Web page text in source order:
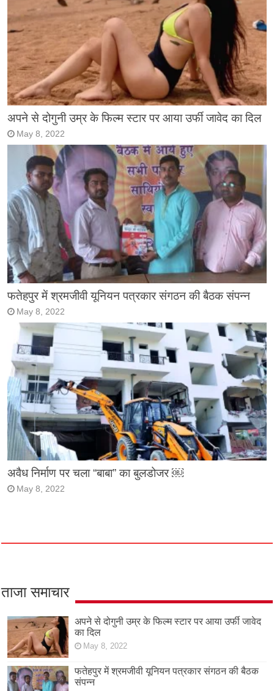
अपने से दोगुनी उम्र के फिल्म स्टार पर आया उर्फी जावेद का दिल
May 8, 2022
फतेहपुर में श्रमजीवी यूनियन पत्रकार संगठन की बैठक संपन्न
May 8, 2022
अवैध निर्माण पर चला “बाबा” का बुलडोजर ￼
May 8, 2022
ताजा समाचार
अपने से दोगुनी उम्र के फिल्म स्टार पर आया उर्फी जावेद
का दिल
May 8, 2022
फतेहपुर में श्रमजीवी यूनियन पत्रकार संगठन की बैठक
संपन्न